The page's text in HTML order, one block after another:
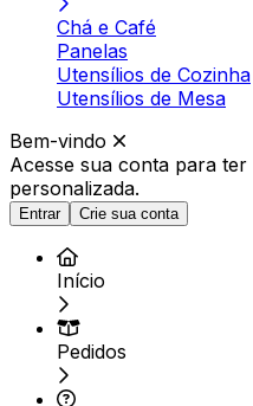
Chá e Café
Panelas
Utensílios de Cozinha
Utensílios de Mesa
Bem-vindo
Acesse sua conta para ter
personalizada.
Entrar Crie sua conta
Início
Pedidos